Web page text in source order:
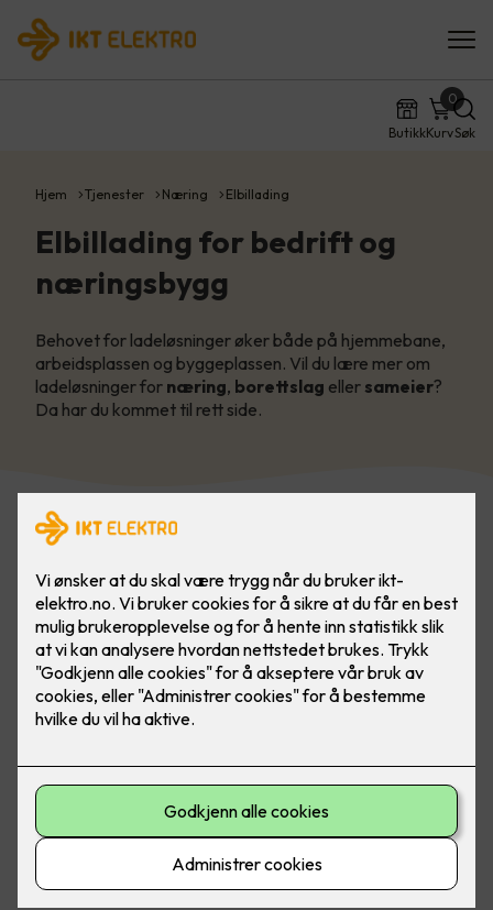
ButikkKurv
0
Søk
Hjem Tjenester Næring Elbillading
Elbillading for bedrift og
næringsbygg
Behovet for ladeløsninger øker både på hjemmebane,
arbeidsplassen og byggeplassen. Vil du lære mer om
ladeløsninger for næring, borettslag eller sameier?
Da har du kommet til rett side.
Når du trenger flere ladestasjoner
Zaptec Pro